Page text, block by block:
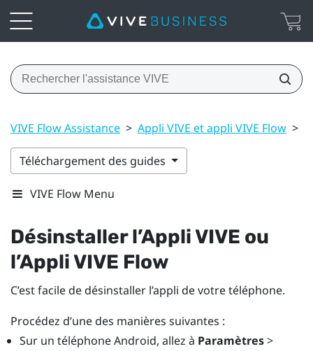
VIVE Flow Assistance > Appli VIVE et appli VIVE Flow >
Téléchargement des guides
VIVE Flow Menu
Désinstaller l’Appli VIVE ou
l’Appli VIVE Flow
C’est facile de désinstaller l’appli de votre téléphone.
Procédez d’une des manières suivantes :
Sur un téléphoneAndroid, allez à Paramètres>